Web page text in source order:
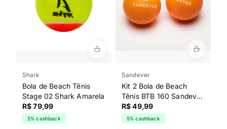
Shark
Bola de Beach Tênis
Stage 02 Shark Amarela
R$ 79,99
5% cashback
Sandever
Kit 2 Bola de Beach
Tênis BTB 160 Sandever
Laranja
R$ 49,99
5% cashback